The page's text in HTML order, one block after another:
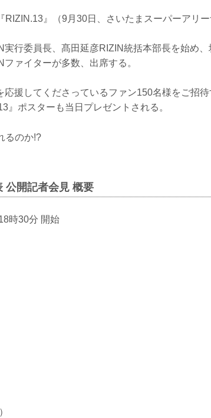
RIZIN.13』（9月30日、さいたまスーパーアリ
行委員長、髙田延彦RIZIN統括本部長を始め、
ァイターが多数、出席する。
援してくださっているファン150名様をご招待
』ポスターも当日プレゼントされる。
るのか!?
公開記者会見 概要
時30分 開始